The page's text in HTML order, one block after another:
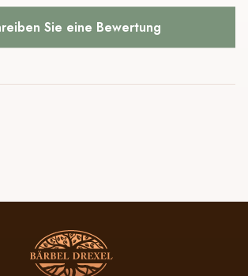
Sie eine Bewertung